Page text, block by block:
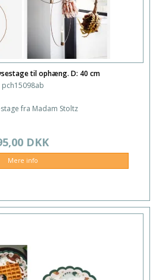
til ophæng. D: 40 cm
pch15098ab
fra Madam Stoltz
DKK
Mere info